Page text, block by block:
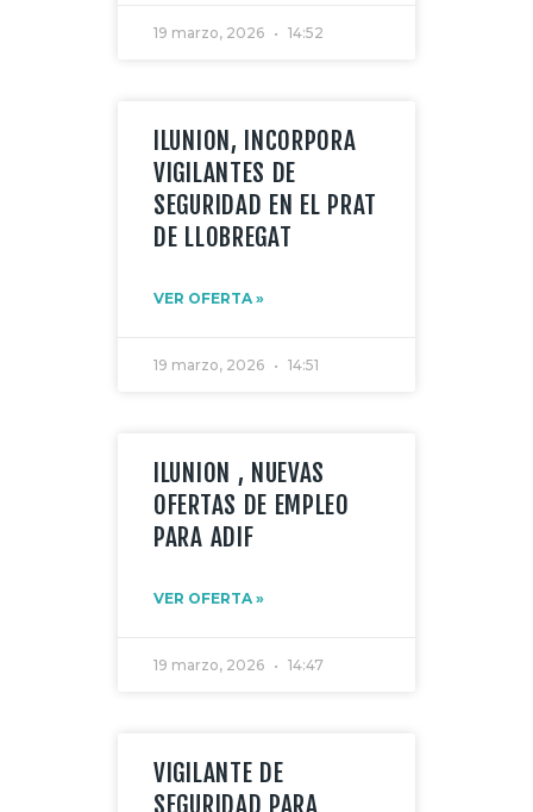
19 marzo, 2026 14:52
ILUNION, INCORPORA
VIGILANTES DE
SEGURIDAD EN EL PRAT
DE LLOBREGAT
VER OFERTA »
19 marzo, 2026 14:51
ILUNION , NUEVAS
OFERTAS DE EMPLEO
PARA ADIF
VER OFERTA »
19 marzo, 2026 14:47
VIGILANTE DE
SEGURIDAD PARA